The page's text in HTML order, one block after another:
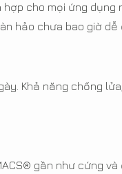
cho mọi ứng
hảo chưa bao giờ
Khả năng chống
gần như cứng